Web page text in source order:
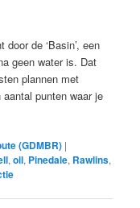
de ‘Basin’, een
geen water is. Dat
plannen met
punten waar je
(GDMBR) |
,oil, Pinedale, Rawlins,